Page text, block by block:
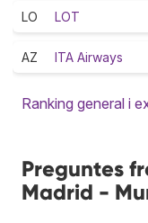
LO LOT
AZ ITA Airways
Ranking general i
Preguntes
Madrid -